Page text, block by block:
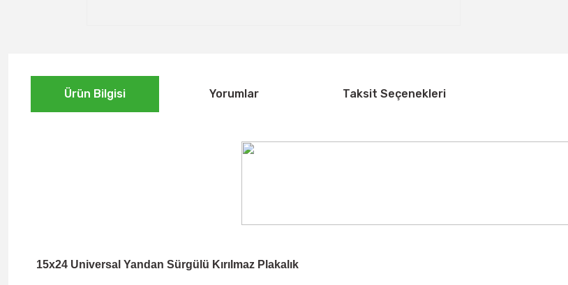
Ürün Bilgisi Yorumlar Taksit Seçenekleri
15x24 Universal Yandan Sürgülü Kırılmaz Plakalık